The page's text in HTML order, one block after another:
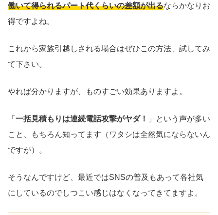
働いて得られるパート代くらいの差額が出るならかなりお
得ですよね。
これから家族引越しされる場合はぜひこの方法、試してみ
て下さい。
やれば分かりますが、ものすごい効果ありますよ。
「 一括見積もりは連続電話攻撃がヤダ！
」という声が多い
こと、もちろん知ってます（ワタシは全然気にならないん
ですが）。
そうなんですけど、最近ではSNSの普及もあって各社気
にしているのでしつこい感じはなくなってきてますよ。